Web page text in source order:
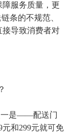
服务质量，更
条的不规范、
接导致消费者对
一是——配送门
和299元就可免